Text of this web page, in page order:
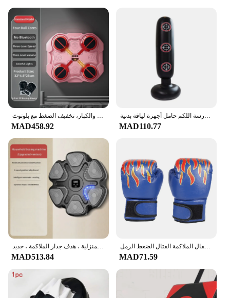
and martial arts training
Performance and Property: High-density foam
padding for enhanced safety
Shape or Size or Weight or Quantity: Compact and
lightweight, suitable for travel
Parts and Accessories: Includes a set of gloves and
a set of sandbags
Features:
**Enhanced Training Experience**
The ملاكمة كيس اللكم وكيس الرمل set is designed
to elevate your training sessions, providing a
comprehensive set of equipment for martial arts
enthusiasts. The gloves are crafted from high-
quality synthetic leather, ensuring durability and
longevity. The reinforced stitching adds to the
gloves' resilience, making them suitable for intense
training sessions. The gloves' ergonomic design
offers a snug fit, allowing for precise punching and
This boxing and kickboxing set is not just about the
gloves; it also includes a set of sandbags, which are
essential for improving your striking techniques
and developing your power. The sandbags are
designed to withstand repeated impacts, making
them a reliable training partner. The set is perfect
MAD458.92 MAD110.77
MAD513.84 MAD71.59